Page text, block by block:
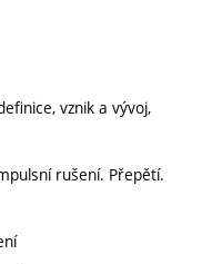
vznik a vývoj,
rušení. Přepětí.